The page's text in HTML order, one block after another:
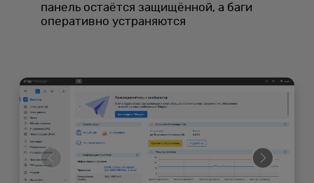
панель остаётся защищённой, а баги
оперативно устраняются